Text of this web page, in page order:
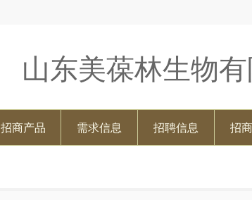
山东美葆林生物
招商产品 需求信息 招聘信息 招